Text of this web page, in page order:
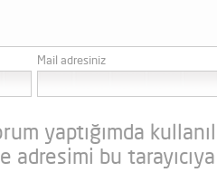
Mail adresiniz
yaptığımda
adresimi bu